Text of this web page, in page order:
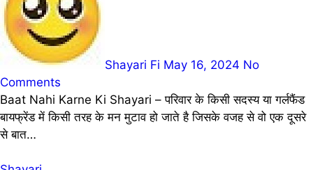
Shayari Fi May 16, 2024 No
Comments
Baat Nahi Karne Ki Shayari – परिवार के किसी सदस्य या गर्लफैंड
बायफ्रेंड में किसी तरह के मन मुटाव हो जाते है जिसके वजह से वो एक दूसरे
से बात…